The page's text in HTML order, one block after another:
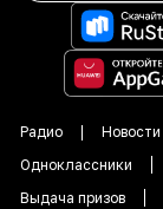
Радио Новости
Одноклассники
Выдача призов